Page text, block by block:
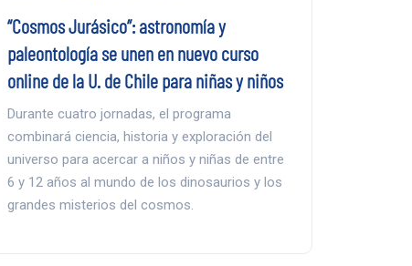
“Cosmos Jurásico”: astronomía y
paleontología se unen en nuevo curso
online de la U. de Chile para niñas y niños
Durante cuatro jornadas, el programa
combinará ciencia, historia y exploración del
universo para acercar a niños y niñas de entre
6 y 12 años al mundo de los dinosaurios y los
grandes misterios del cosmos.